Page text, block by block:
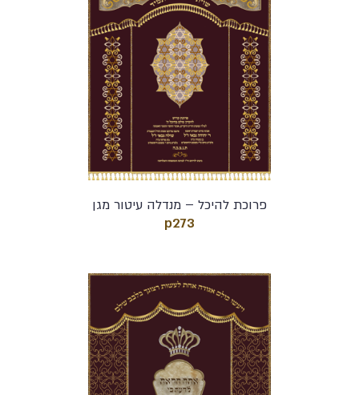
פרוכת להיכל – מנדלה עיטור מגן
p273